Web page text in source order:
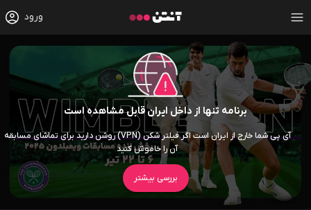
ورود
برنامه تنها از داخل ایران قابل مشاهده است
آی پی شما خارج از ایران است اگر فیلتر شکن (VPN) روشن دارید برای تماشای مسابقه
آن را خاموش کنید
بررسی بیشتر